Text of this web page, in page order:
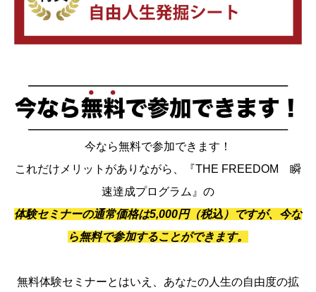
今なら無料で参加できます！
これだけメリットがありながら、『THE FREEDOM 瞬
速達成プログラム』の
体験セミナーの通常価格は5,000円（税込）ですが、今な
ら無料で参加することができます。
無料体験セミナーとはいえ、あなたの人生の自由度の拡